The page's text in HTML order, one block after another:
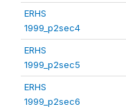
ERHS
1999_p2sec4
ERHS
1999_p2sec5
ERHS
1999_p2sec6